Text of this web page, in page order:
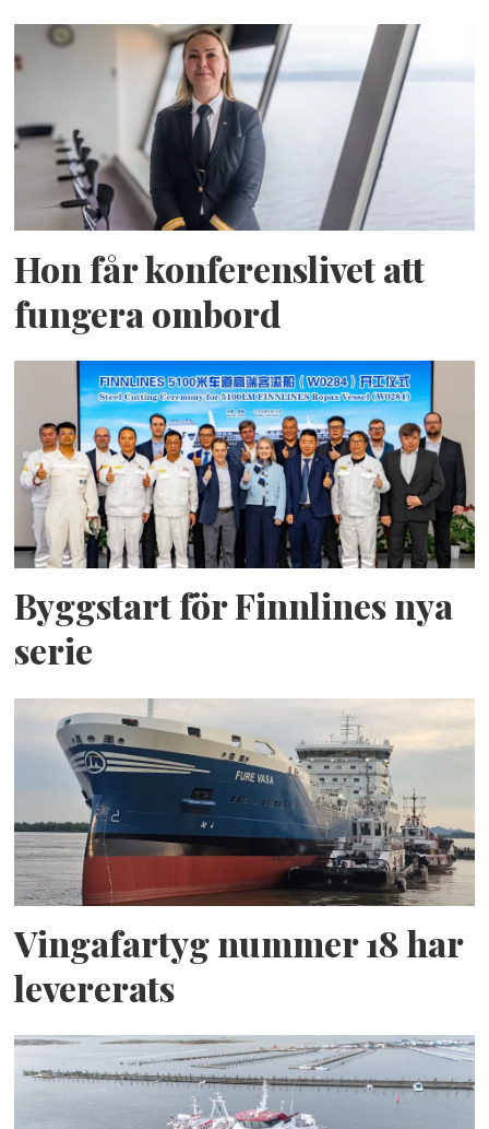
Hon får konferenslivet att
fungera ombord
Byggstart för Finnlines nya
serie
Vingafartyg nummer 18 har
levererats